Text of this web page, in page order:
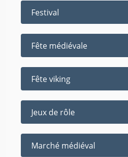
Festival
Fête médiévale
Fête viking
Jeux de rôle
Marché médiéval